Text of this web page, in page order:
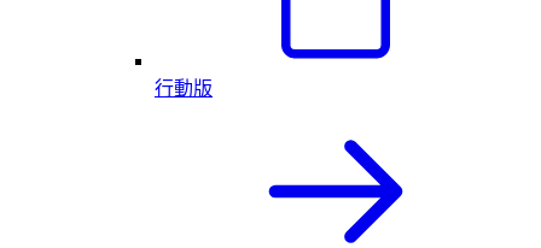
行動版